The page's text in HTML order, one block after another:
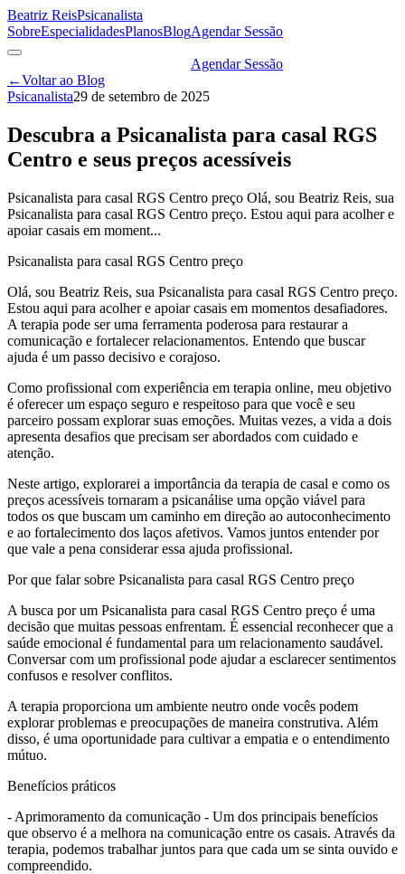
Beatriz ReisPsicanalista
SobreEspecialidadesPlanosBlogAgendar Sessão
Agendar Sessão
←Voltar ao Blog
Psicanalista29 de setembro de 2025
Descubra a Psicanalista para casal RGS
Centro e seus preços acessíveis
Psicanalista para casal RGS Centro preço Olá, sou Beatriz Reis, sua
Psicanalista para casal RGS Centro preço. Estou aqui para acolher e
apoiar casais em moment...
Psicanalista para casal RGS Centro preço
Olá, sou Beatriz Reis, sua Psicanalista para casal RGS Centro preço.
Estou aqui para acolher e apoiar casais em momentos desafiadores.
A terapia pode ser uma ferramenta poderosa para restaurar a
comunicação e fortalecer relacionamentos. Entendo que buscar
ajuda é um passo decisivo e corajoso.
Como profissional com experiência em terapia online, meu objetivo
é oferecer um espaço seguro e respeitoso para que você e seu
parceiro possam explorar suas emoções. Muitas vezes, a vida a dois
apresenta desafios que precisam ser abordados com cuidado e
atenção.
Neste artigo, explorarei a importância da terapia de casal e como os
preços acessíveis tornaram a psicanálise uma opção viável para
todos os que buscam um caminho em direção ao autoconhecimento
e ao fortalecimento dos laços afetivos. Vamos juntos entender por
que vale a pena considerar essa ajuda profissional.
Por que falar sobre Psicanalista para casal RGS Centro preço
A busca por um Psicanalista para casal RGS Centro preço é uma
decisão que muitas pessoas enfrentam. É essencial reconhecer que a
saúde emocional é fundamental para um relacionamento saudável.
Conversar com um profissional pode ajudar a esclarecer sentimentos
confusos e resolver conflitos.
A terapia proporciona um ambiente neutro onde vocês podem
explorar problemas e preocupações de maneira construtiva. Além
disso, é uma oportunidade para cultivar a empatia e o entendimento
mútuo.
Benefícios práticos
- Aprimoramento da comunicação - Um dos principais benefícios
que observo é a melhora na comunicação entre os casais. Através da
terapia, podemos trabalhar juntos para que cada um se sinta ouvido e
compreendido.